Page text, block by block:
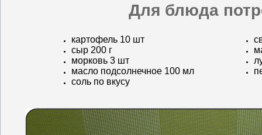
Для блюда
картофель 10 шт
сыр 200 г
морковь 3 шт
масло подсолнечное 100 мл
соль по вкусу